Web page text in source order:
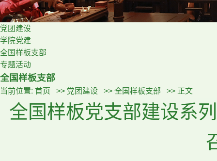
党团建设
学院党建
全国样板支部
专题活动
全国样板支部
当前位置: 首页 >> 党团建设 >> 全国样板支部 >> 正文
全国样板党支部建设系